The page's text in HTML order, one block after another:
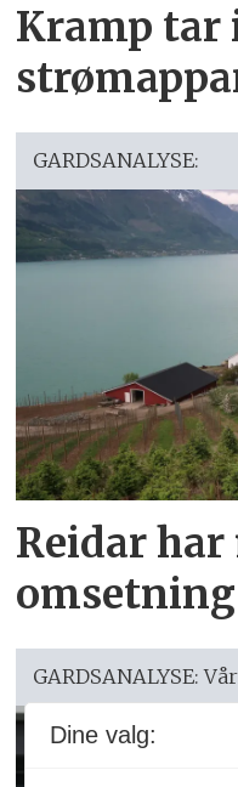
Kramp tar
GARDSANALYSE:
Reidar
GARDSANALYSE:
Dine valg: